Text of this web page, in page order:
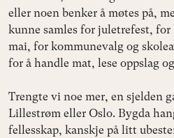
eller noen benker å møtes på,
kunne samles for juletrefest, for
mai, for kommunevalg og
for å handle mat, lese oppslag
Trengte vi noe mer, en sjelden
Lillestrøm eller Oslo. Bygda
fellesskap, kanskje på litt